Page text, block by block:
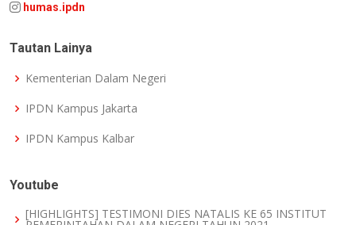
humas.ipdn
Tautan Lainya
Kementerian Dalam Negeri
IPDN Kampus Jakarta
IPDN Kampus Kalbar
Youtube
[HIGHLIGHTS] TESTIMONI DIES NATALIS KE 65 INSTITUT